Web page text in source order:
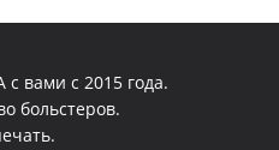
с вами с 2015 года.
больстеров.